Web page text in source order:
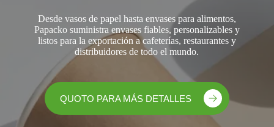
Desde vasos de papel hasta envases para alimentos,
Papacko suministra envases fiables, personalizables y
listos para la exportación a cafeterías, restaurantes y
distribuidores de todo el mundo.
QUOTO PARA MÁS DETALLES